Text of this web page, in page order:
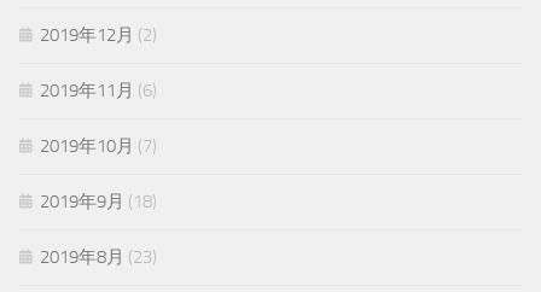
2019年12月 (2)
2019年11月 (6)
2019年10月 (7)
2019年9月 (18)
2019年8月 (23)